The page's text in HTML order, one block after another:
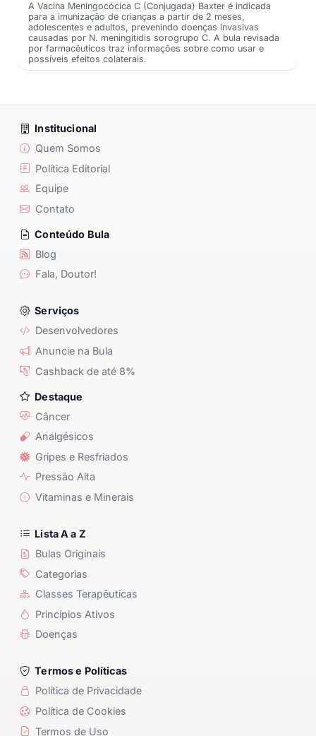
A Vacina Meningocócica C (Conjugada) Baxter é indicada
para a imunização de crianças a partir de 2 meses,
adolescentes e adultos, prevenindo doenças invasivas
causadas por N. meningitidis sorogrupo C. A bula revisada
por farmacêuticos traz informações sobre como usar e
possíveis efeitos colaterais.
Institucional
Quem Somos
Política Editorial
Equipe
Contato
Conteúdo Bula
Blog
Fala, Doutor!
Serviços
Desenvolvedores
Anuncie na Bula
Cashback de até 8%
Destaque
Câncer
Analgésicos
Gripes e Resfriados
Pressão Alta
Vitaminas e Minerais
Lista A a Z
Bulas Originais
Categorias
Classes Terapêuticas
Princípios Ativos
Doenças
Termos e Políticas
Política de Privacidade
Política de Cookies
Termos de Uso